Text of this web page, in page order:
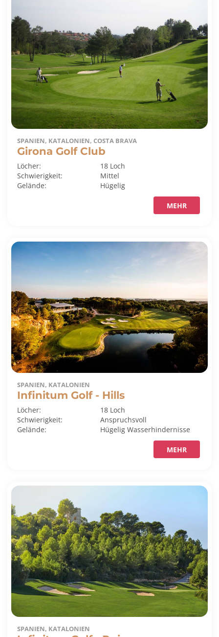
SPANIEN, KATALONIEN, COSTA BRAVA
Girona Golf Club
Löcher:
18 Loch
Schwierigkeit:
Mittel
Gelände:
Hügelig
MEHR
SPANIEN, KATALONIEN
Infinitum Golf - Hills
Löcher:
18 Loch
Schwierigkeit:
Anspruchsvoll
Gelände:
HügeligWasserhindernisse
MEHR
SPANIEN, KATALONIEN